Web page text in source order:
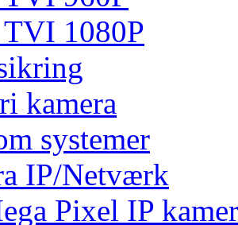
1080P
kamera
systemer
IP/Netværk
Pixel IP